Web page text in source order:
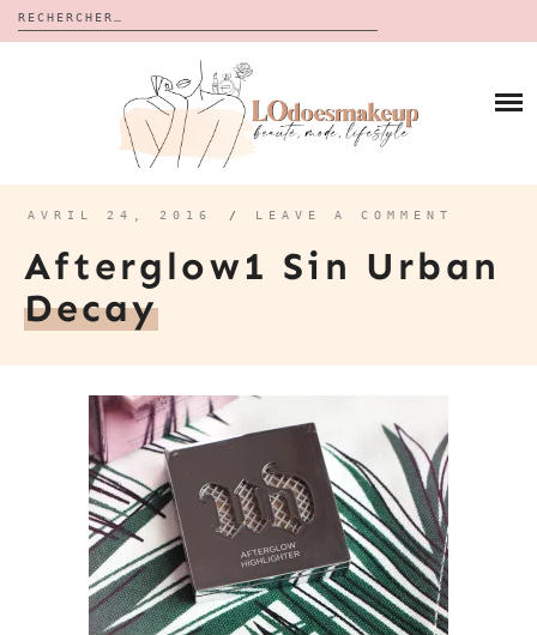
Rechercher :
CALENDRIERS DE L’AVENT
BON PLAN
À PROPOS
CONTACT
AVRIL 24, 2016 / LEAVE A COMMENT
Afterglow1 Sin Urban
Decay